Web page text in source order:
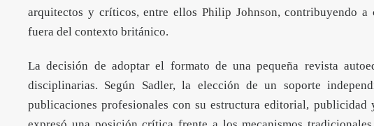
arquitectos y críticos, entre ellos Philip Johnson, contribuyendo
fuera del contexto británico.
La decisión de adoptar el formato de una pequeña revista
disciplinarias. Según Sadler, la elección de un soporte
publicaciones profesionales con su estructura editorial, publicidad